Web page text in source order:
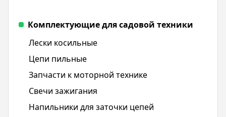
Комплектующие для садовой техники
Лески косильные
Цепи пильные
Запчасти к моторной технике
Свечи зажигания
Напильники для заточки цепей